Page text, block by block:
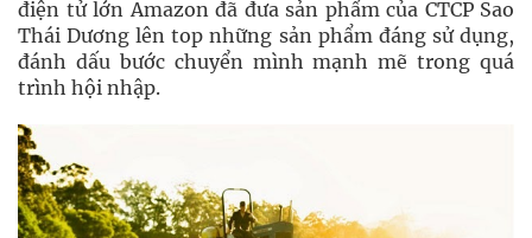
điện tử lớn Amazon đã đưa sản phẩm của CTCP Sao
Thái Dương lên top những sản phẩm đáng sử dụng,
đánh dấu bước chuyển mình mạnh mẽ trong quá
trình hội nhập.